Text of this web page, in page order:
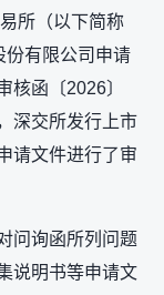
所（以下简称
份有限公司申请
核函〔2026〕
深交所发行上市
请文件进行了审
问询函所列问题
说明书等申请文